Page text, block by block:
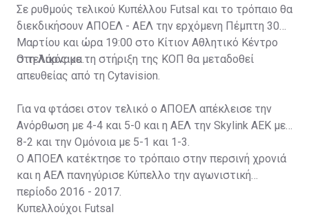
Σε ρυθμούς τελικού Κυπέλλου Futsal και το τρόπαιο θα
διεκδικήσουν ΑΠΟΕΛ - ΑΕΛ την ερχόμενη Πέμπτη 30
Μαρτίου και ώρα 19:00 στο Κίτιον Αθλητικό Κέντρο
στη Λάρνακα.
Ο τελικός με τη στήριξη της ΚΟΠ θα μεταδοθεί
απευθείας από τη Cytavision.
Για να φτάσει στον τελικό ο ΑΠΟΕΛ απέκλεισε την
Ανόρθωση με 4-4 και 5-0 και η ΑΕΛ την Skylink ΑΕΚ με
8-2 και την Ομόνοια με 5-1 και 1-3.
Ο ΑΠΟΕΛ κατέκτησε το τρόπαιο στην περσινή χρονιά
και η ΑΕΛ πανηγύρισε Κύπελλο την αγωνιστική
περίοδο 2016 - 2017.
Κυπελλούχοι Futsal